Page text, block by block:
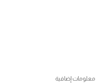
معلومات إضافية